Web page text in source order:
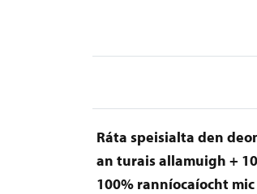
Ráta speisialta den
an turais allamuigh +
100% ranníocaíocht